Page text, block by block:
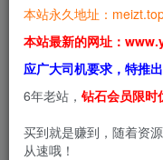
本站预览图进行
本站永久地址：
本站最新的网址：
应广大司机要求，特推
6年老站， 钻石会员限时
买到就是赚到，随着资
从速哦！